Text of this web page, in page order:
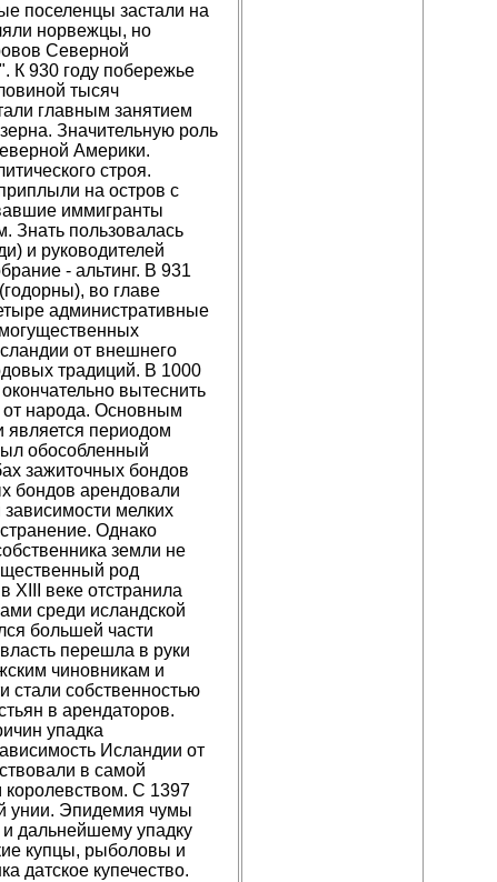
поселенцы застали на
норвежцы, но
Северной
К 930 году побережье
тысяч
главным занятием
Значительную роль
Америки.
строя.
на остров с
иммигранты
Знать пользовалась
и руководителей
- альтинг. В 931
во главе
административные
от внешнего
традиций. В 1000
вытеснить
от народа. Основным
периодом
обособленный
зажиточных бондов
бондов арендовали
мелких
Однако
земли не
род
XIII веке отстранила
среди исландской
большей части
перешла в руки
чиновникам и
стали собственностью
в арендаторов.
упадка
Исландии от
в самой
королевством. С 1397
унии. Эпидемия чумы
дальнейшему упадку
купцы, рыболовы и
датское купечество.